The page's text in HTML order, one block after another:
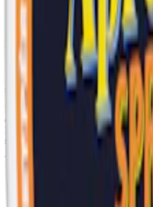
Après No.3 Lemon Curd är verkligen
inspirerats av den klassiska Brittiska
har en uppfriskande syrlighet från
mild sötma, medan en krämig textur
tillsättning av smör och ägg.
Snusets format - fuktig inuti och torrare
Après Lemon Curd får en varaktig
smak, samtidigt som det minimerar
Namnet 'Après' härrör från det franska
dess avsikt att tillhandahålla en
Lemon Curd Slim är en balanserad, rik
smakupplevelse. Du hittar fler